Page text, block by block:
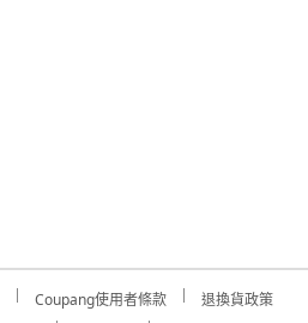
Coupang使用者條款
退換貨政策